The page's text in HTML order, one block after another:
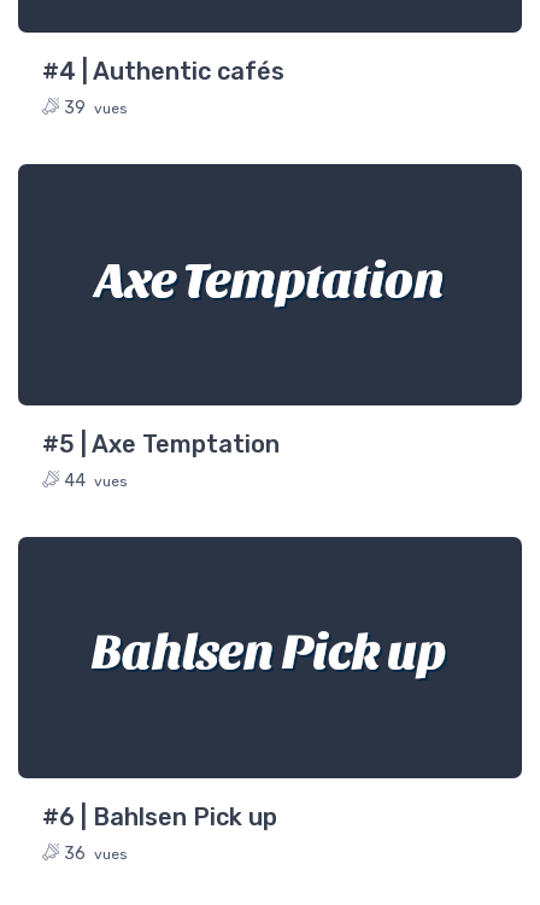
#4 | Authentic cafés
39 vues
Axe Temptation
#5 | Axe Temptation
44 vues
Bahlsen Pick up
#6 | Bahlsen Pick up
36 vues